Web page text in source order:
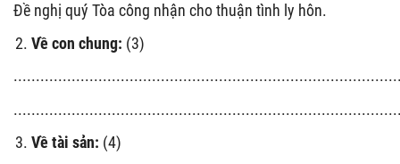
Đề nghị quý Tòa công nhận cho thuận tình ly hôn.
Về con chung: (3)
Về tài sản: (4)